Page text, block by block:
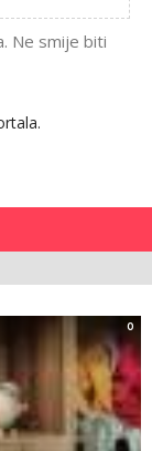
Ne smije biti
0